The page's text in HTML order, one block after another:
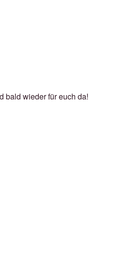
bald wieder für euch da!